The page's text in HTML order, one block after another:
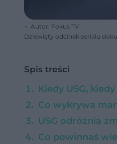
Autor: Fokus TV
Dziewiąty odcinek serialu
Spis treści
Kiedy USG,
Co wykrywa
USG odróżnia
Co powinnaś